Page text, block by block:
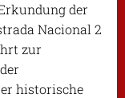
der
Nacional 2
zur
historische